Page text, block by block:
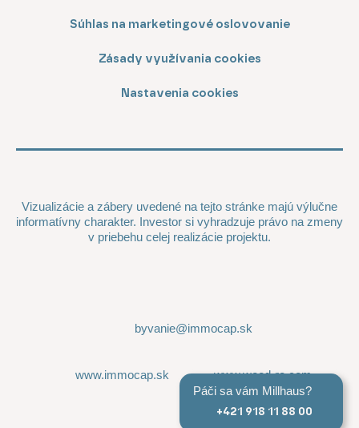
Súhlas na marketingové oslovovanie
Zásady využívania cookies
Nastavenia cookies
Vizualizácie a zábery uvedené na tejto stránke majú výlučne
informatívny charakter. Investor si vyhradzuje právo na zmeny
v priebehu celej realizácie projektu.
byvanie@immocap.sk
www.immocap.sk
www.wood-re.com
Páči sa vám Millhaus?
+421 918 11 88 00